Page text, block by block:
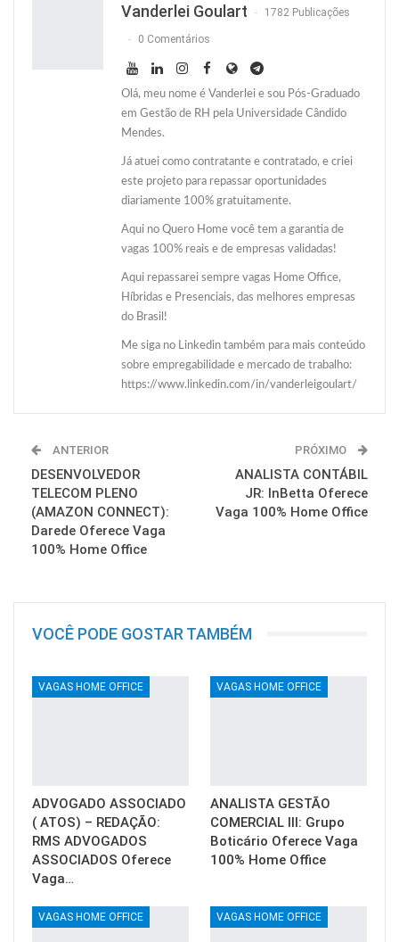
Vanderlei Goulart 1782 Publicações
0 Comentários
Olá, meu nome é Vanderlei e sou Pós-Graduado
em Gestão de RH pela Universidade Cândido
Mendes.
Já atuei como contratante e contratado, e criei
este projeto para repassar oportunidades
diariamente 100% gratuitamente.
Aqui no Quero Home você tem a garantia de
vagas 100% reais e de empresas validadas!
Aqui repassarei sempre vagas Home Office,
Híbridas e Presenciais, das melhores empresas
do Brasil!
Me siga no Linkedin também para mais conteúdo
sobre empregabilidade e mercado de trabalho:
https://www.linkedin.com/in/vanderleigoulart/
ANTERIOR
DESENVOLVEDOR
TELECOM PLENO
(AMAZON CONNECT):
Darede Oferece Vaga
100% Home Office
PRÓXIMO
ANALISTA CONTÁBIL
JR: InBetta Oferece
Vaga 100% Home Office
VOCÊ PODE GOSTAR TAMBÉM
VAGAS HOME OFFICE
ADVOGADO ASSOCIADO
( ATOS) – REDAÇÃO:
RMS ADVOGADOS
ASSOCIADOS Oferece
Vaga…
VAGAS HOME OFFICE
ANALISTA GESTÃO
COMERCIAL III: Grupo
Boticário Oferece Vaga
100% Home Office
VAGAS HOME OFFICE VAGAS HOME OFFICE